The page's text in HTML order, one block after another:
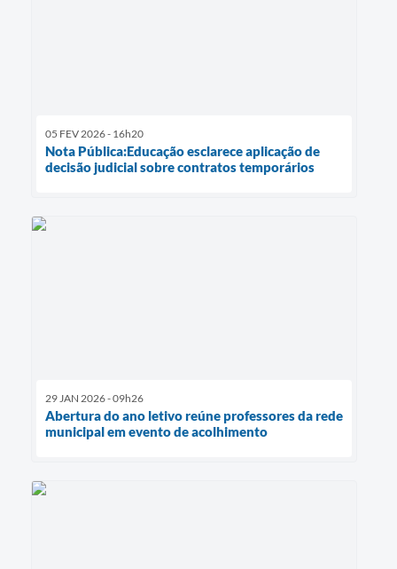
05 FEV 2026 - 16h20
Nota Pública:Educação esclarece aplicação de
decisão judicial sobre contratos temporários
29 JAN 2026 - 09h26
Abertura do ano letivo reúne professores da rede
municipal em evento de acolhimento